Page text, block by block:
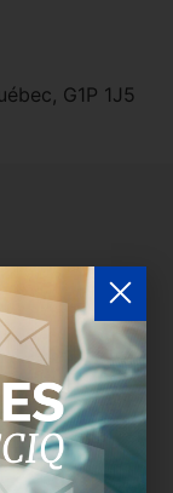
G1P 1J5
d’une
leur espace
le
les
n'êtes
membre!